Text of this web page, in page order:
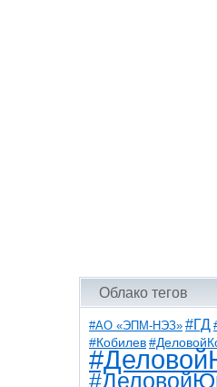
Облако тегов
#АО «ЭПМ-НЭЗ» #ГД
#Кобилев